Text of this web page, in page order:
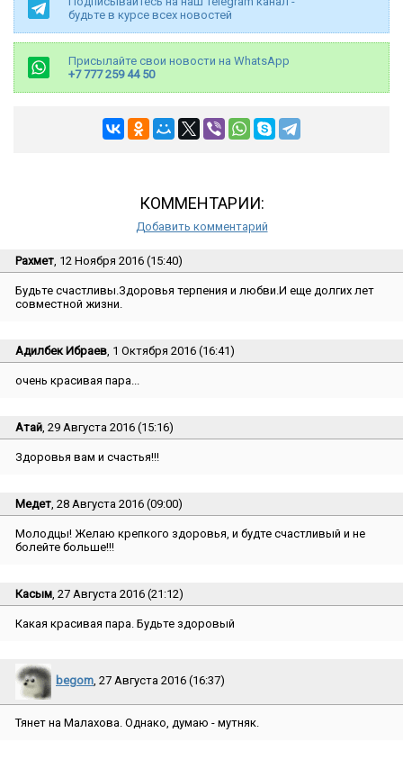
будьте в курсе всех новостей
Присылайте свои новости на WhatsApp
+7 777 259 44 50
КОММЕНТАРИИ:
Добавить комментарий
Рахмет , 12 Ноября 2016 (15:40)
Будьте счастливы.Здоровья терпения и любви.И еще долгих лет
совместной жизни.
Адилбек Ибраев , 1 Октября 2016 (16:41)
очень красивая пара...
Атай , 29 Августа 2016 (15:16)
Здоровья вам и счастья!!!
Медет , 28 Августа 2016 (09:00)
Молодцы! Желаю крепкого здоровья, и будте счастливый и не
болейте больше!!!
Касым , 27 Августа 2016 (21:12)
Какая красивая пара. Будьте здоровый
begom, 27 Августа 2016 (16:37)
Тянет на Малахова. Однако, думаю - мутняк.